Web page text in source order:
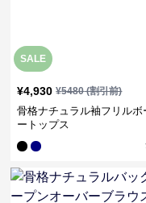
SALE
¥4,930 ¥5480(割引前)
骨格ナチュラル袖フリルボ
ートップス